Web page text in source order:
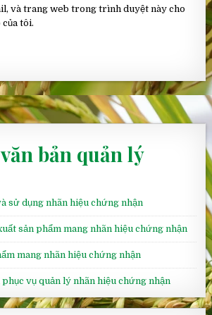
và trang web trong trình duyệt này cho
tôi.
bản quản lý
sử dụng nhãn hiệu chứng nhận
sản phẩm mang nhãn hiệu chứng nhận
mang nhãn hiệu chứng nhận
vụ quản lý nhãn hiệu chứng nhận